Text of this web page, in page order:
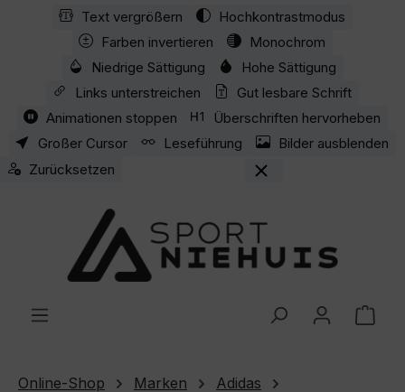
Zum Hauptinhalt springen
Text vergrößern
Hochkontrastmodus
Farben invertieren
Monochrom
Niedrige Sättigung
Hohe Sättigung
Links unterstreichen
Gut lesbare Schrift
Animationen stoppen
Überschriften hervorheben
Großer Cursor
Leseführung
Bilder ausblenden
Zurücksetzen
Online-Shop Marken
Adidas